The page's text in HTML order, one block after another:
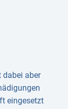
dabei aber
eingesetzt